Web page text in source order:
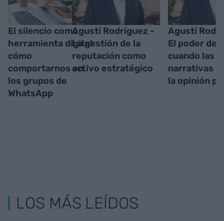
El silencio como
herramienta digital:
cómo
comportarnos en
los grupos de
WhatsApp
Agustí Rodríguez -
La gestión de la
reputación como
activo estratégico
Agustí
El poder del
cuando las
narrativas
la opinión
LOS MÁS LEÍDOS